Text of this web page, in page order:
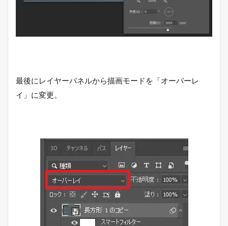
最後にレイヤーパネルから描画モードを「オーバーレ
イ」に変更。